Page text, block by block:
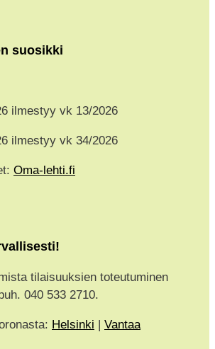
suosikki
ilmestyy vk 13/2026
ilmestyy vk 34/2026
Oma-lehti.fi
tilaisuuksien toteutuminen
040 533 2710.
Helsinki Vantaa